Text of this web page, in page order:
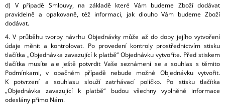
d) V případě Smlouvy, na základě které Vám budeme Zboží dodávat
pravidelně a opakovaně, též informaci, jak dlouho Vám budeme Zboží
dodávat.
4. V průběhu tvorby návrhu Objednávky může až do doby jejího vytvoření
údaje měnit a kontrolovat. Po provedení kontroly prostřednictvím stisku
tlačítka „Objednávka zavazující k platbě“ Objednávku vytvoříte. Před stiskem
tlačítka musíte ale ještě potvrdit Vaše seznámení se a souhlas s těmito
Podmínkami, v opačném případě nebude možné Objednávku vytvořit.
K potvrzení a souhlasu slouží zatrhávací políčko. Po stisku tlačítka
„Objednávka zavazující k platbě“ budou všechny vyplněné informace
odeslány přímo Nám.